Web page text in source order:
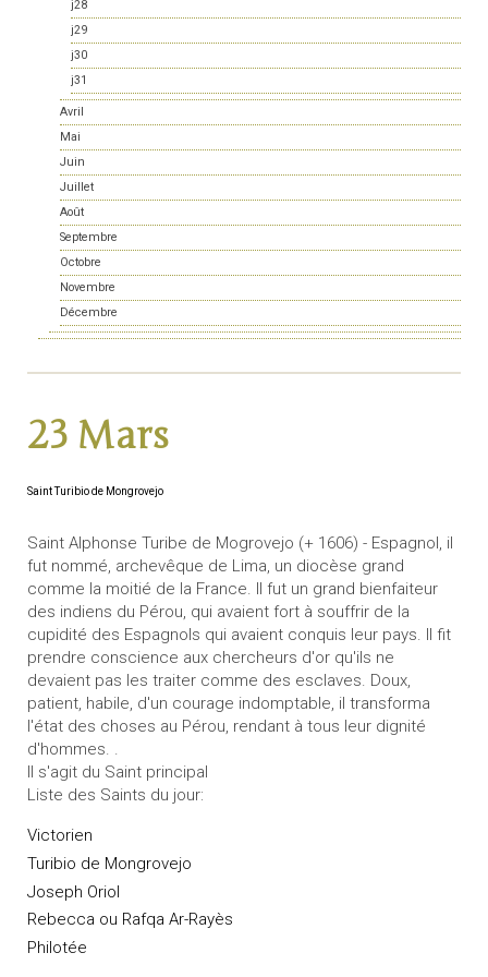
j28
j29
j30
j31
Avril
Mai
Juin
Juillet
Août
Septembre
Octobre
Novembre
Décembre
23 Mars
Saint Turibio de Mongrovejo
Saint Alphonse Turibe de Mogrovejo (+ 1606) - Espagnol, il
fut nommé, archevêque de Lima, un diocèse grand
comme la moitié de la France. Il fut un grand bienfaiteur
des indiens du Pérou, qui avaient fort à souffrir de la
cupidité des Espagnols qui avaient conquis leur pays. Il fit
prendre conscience aux chercheurs d'or qu'ils ne
devaient pas les traiter comme des esclaves. Doux,
patient, habile, d'un courage indomptable, il transforma
l'état des choses au Pérou, rendant à tous leur dignité
d'hommes. .
Il s'agit du Saint principal
Liste des Saints du jour:
Victorien
Turibio de Mongrovejo
Joseph Oriol
Rebecca ou Rafqa Ar-Rayès
Philotée